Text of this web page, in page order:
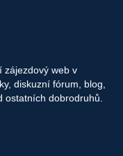
zájezdový web v
diskuzní fórum, blog,
ostatních dobrodruhů.